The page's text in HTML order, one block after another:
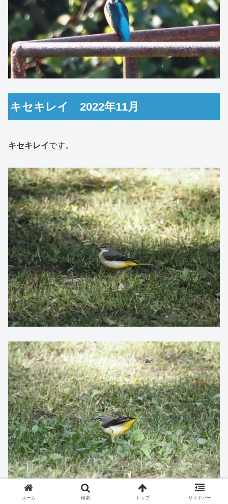
キセキレイ 2022年11月
キセキレイです。
ホーム 検索 トップ サイドバー